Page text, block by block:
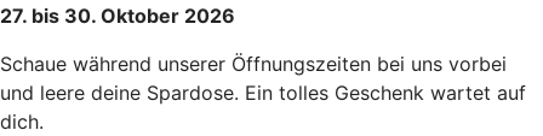
27. bis 30. Oktober 2026
Schaue während unserer Öffnungszeiten bei uns vorbei
und leere deine Spardose. Ein tolles Geschenk wartet auf
dich.